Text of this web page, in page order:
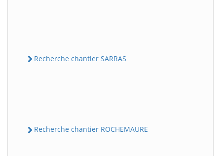
Recherche chantier SARRAS
Recherche chantier ROCHEMAURE